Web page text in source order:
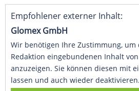
Empfohlener externer Inhalt:
Glomex GmbH
Wir benötigen Ihre Zustimmung, um
Redaktion eingebundenen Inhalt
anzuzeigen. Sie können diesen mit
lassen und auch wieder deaktivieren.